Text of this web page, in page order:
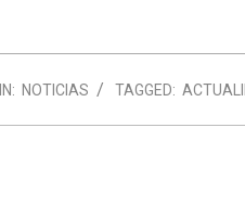
IN: NOTICIAS TAGGED: